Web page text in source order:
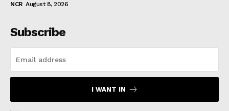
NCR August 8, 2026
Subscribe
I WANT IN